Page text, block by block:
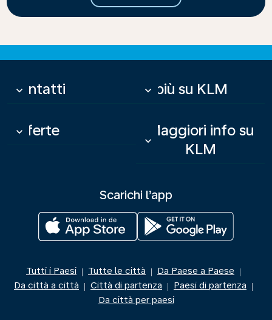
Contatti
keyboard_arrow_down Di più su KLM
keyboard_arrow_down
Offerte
keyboard_arrow_down
Maggiori info su
KLM
keyboard_arrow_down
Scarichi l’app
Tutti i Paesi | Tutte le città | Da Paese a Paese |
Da città a città | Città di partenza | Paesi di partenza |
Da città per paesi